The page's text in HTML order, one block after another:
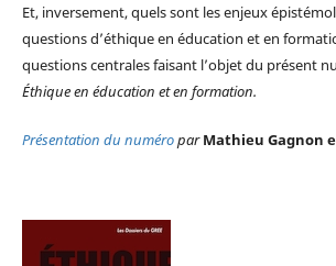
Et, inversement, quels sont les enjeux
questions d’éthique en éducation et en
questions centrales faisant l’objet du présent
Éthique en éducation et en formation.
Présentation du numéroparMathieu Gagnon